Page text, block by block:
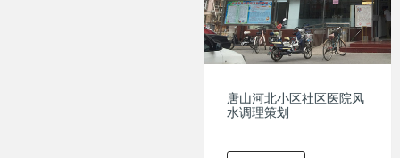
唐山河北小区社区医院风
水调理策划